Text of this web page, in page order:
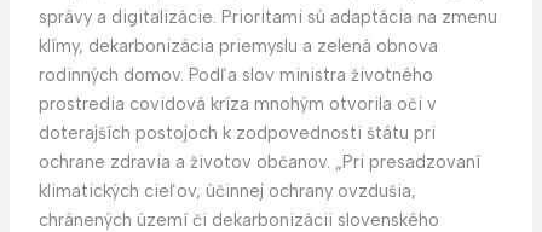
správy a digitalizácie. Prioritami sú adaptácia na zmenu
klímy, dekarbonizácia priemyslu a zelená obnova
rodinných domov. Podľa slov ministra životného
prostredia covidová kríza mnohým otvorila oči v
doterajších postojoch k zodpovednosti štátu pri
ochrane zdravia a životov občanov. „Pri presadzovaní
klimatických cieľov, účinnej ochrany ovzdušia,
chránených území či dekarbonizácii slovenského